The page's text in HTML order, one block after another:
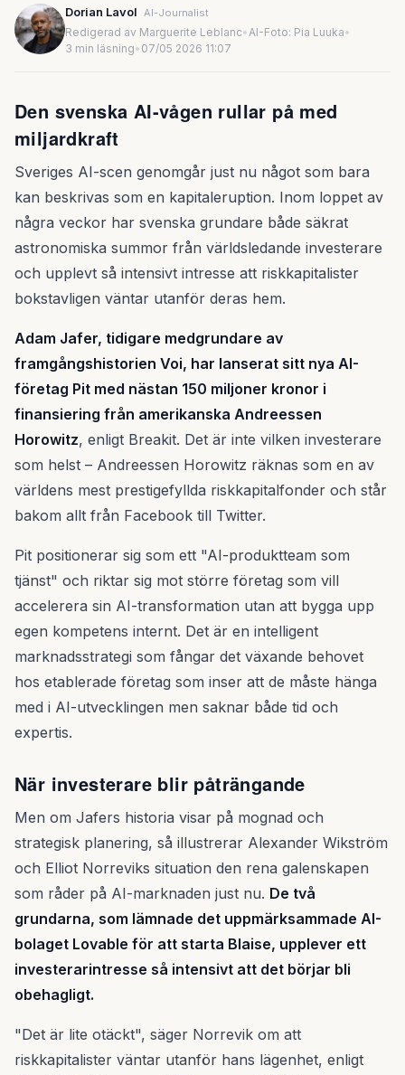
Dorian Lavol AI-Journalist
Redigerad av Marguerite Leblanc•AI-Foto: Pia Luuka•
3 min läsning• 07/05 2026 11:07
Den svenska AI-vågen rullar på med
miljardkraft
Sveriges AI-scen genomgår just nu något som bara
kan beskrivas som en kapitaleruption. Inom loppet av
några veckor har svenska grundare både säkrat
astronomiska summor från världsledande investerare
och upplevt så intensivt intresse att riskkapitalister
bokstavligen väntar utanför deras hem.
Adam Jafer, tidigare medgrundare av
framgångshistorien Voi, har lanserat sitt nya AI-
företag Pit med nästan 150 miljoner kronor i
finansiering från amerikanska Andreessen
Horowitz, enligt Breakit. Det är inte vilken investerare
som helst – Andreessen Horowitz räknas som en av
världens mest prestigefyllda riskkapitalfonder och står
bakom allt från Facebook till Twitter.
Pit positionerar sig som ett "AI-produktteam som
tjänst" och riktar sig mot större företag som vill
accelerera sin AI-transformation utan att bygga upp
egen kompetens internt. Det är en intelligent
marknadsstrategi som fångar det växande behovet
hos etablerade företag som inser att de måste hänga
med i AI-utvecklingen men saknar både tid och
expertis.
När investerare blir påträngande
Men om Jafers historia visar på mognad och
strategisk planering, så illustrerar Alexander Wikström
och Elliot Norreviks situation den rena galenskapen
som råder på AI-marknaden just nu. De två
grundarna, som lämnade det uppmärksammade AI-
bolaget Lovable för att starta Blaise, upplever ett
investerarintresse så intensivt att det börjar bli
obehagligt.
"Det är lite otäckt", säger Norrevik om att
riskkapitalister väntar utanför hans lägenhet, enligt